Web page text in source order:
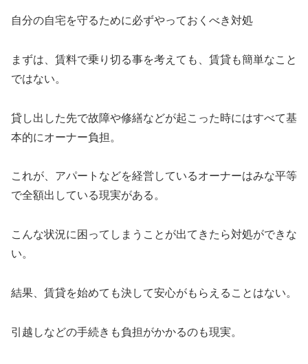
自分の自宅を守るために必ずやっておくべき対処
まずは、賃料で乗り切る事を考えても、賃貸も簡単なこと
ではない。
貸し出した先で故障や修繕などが起こった時にはすべて基
本的にオーナー負担。
これが、アパートなどを経営しているオーナーはみな平等
で全額出している現実がある。
こんな状況に困ってしまうことが出てきたら対処ができな
い。
結果、賃貸を始めても決して安心がもらえることはない。
引越しなどの手続きも負担がかかるのも現実。